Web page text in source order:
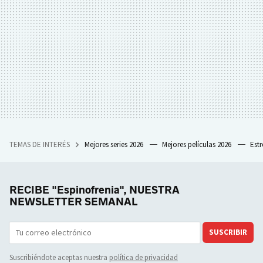
TEMAS DE INTERÉS Mejores series 2026 Mejores películas 2026
RECIBE "Espinofrenia", NUESTRA
NEWSLETTER SEMANAL
SUSCRIBIR
Suscribiéndote aceptas nuestra política de privacidad